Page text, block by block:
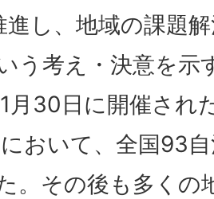
進し、地域の課題
う考え・決意を示
月30日に開催され
おいて、全国93
。その後も多くの